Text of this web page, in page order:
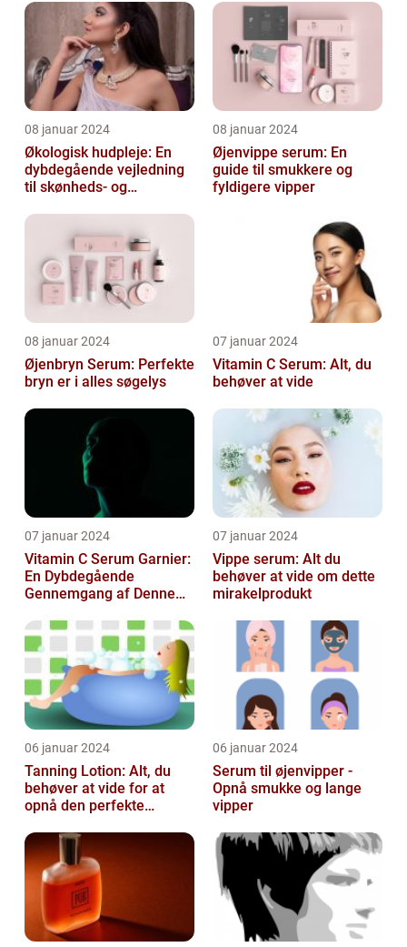
08 januar 2024
Økologisk hudpleje: En
dybdegående vejledning
til skønheds- og
08 januar 2024
Øjenvippe serum: En
guide til smukkere og
fyldigere vipper
08 januar 2024
Øjenbryn Serum: Perfekte
bryn er i alles søgelys
07 januar 2024
Vitamin C Serum: Alt, du
behøver at vide
07 januar 2024
Vitamin C Serum Garnier:
En Dybdegående
Gennemgang af Denne
Kosmetikfavorit
07 januar 2024
Vippe serum: Alt du
behøver at vide om dette
mirakelprodukt
06 januar 2024
Tanning Lotion: Alt, du
behøver at vide for at
opnå den perfekte
06 januar 2024
Serum til øjenvipper -
Opnå smukke og lange
vipper